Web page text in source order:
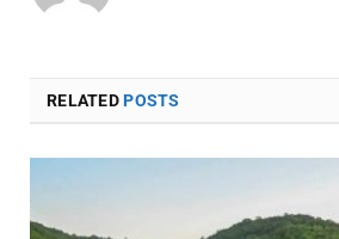
RELATEDPOSTS